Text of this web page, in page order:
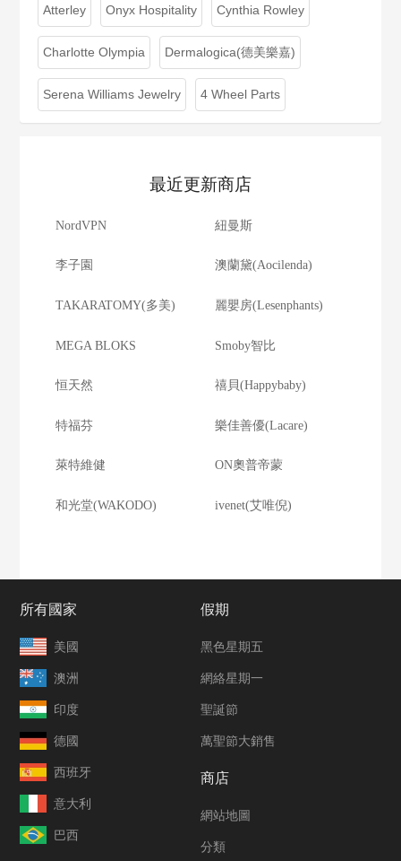
Atterley Onyx Hospitality Cynthia Rowley
Charlotte Olympia Dermalogica(德美樂嘉)
Serena Williams Jewelry 4 Wheel Parts
最近更新商店
NordVPN 紐曼斯
李子園 澳蘭黛(Aocilenda)
TAKARATOMY(多美) 麗嬰房(Lesenphants)
MEGA BLOKS Smoby智比
恒天然 禧貝(Happybaby)
特福芬 樂佳善優(Lacare)
萊特維健 ON奧普帝蒙
和光堂(WAKODO) ivenet(艾唯倪)
所有國家
美國
澳洲
印度
德國
西班牙
意大利
巴西
假期
黑色星期五
網絡星期一
聖誕節
萬聖節大銷售
商店
網站地圖
分類